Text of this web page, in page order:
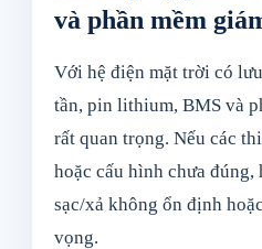
và phần mềm
Với hệ điện mặt trời có
tần, pin lithium, BMS và
rất quan trọng. Nếu các
hoặc cấu hình chưa
sạc/xả không ổn định
vọng.